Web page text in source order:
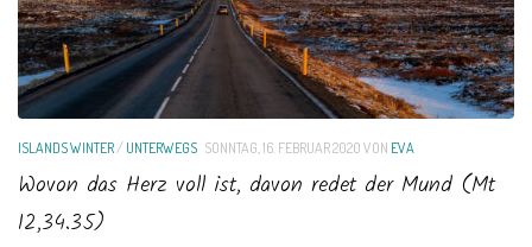
ISLANDS WINTER/UNTERWEGS SONNTAG, 16. FEBRUAR 2020VON EVA
Wovon das Herz voll ist, davon redet der Mund (Mt
12,34.35)